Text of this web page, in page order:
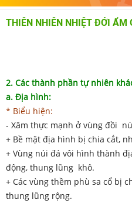
THIÊN NHIÊN NHIỆT ĐỚI ẨM
2. Các thành phần tự nhiên
a. Địa hình:
* Biểu hiện:
- Xâm thực mạnh ở vùng đồi
+ Bề mặt địa hình bị chia cắt,
+ Vùng núi đá vôi hình thành
động, thung lũng khô.
+ Các vùng thềm phù sa cổ bị
thung lũng rộng.